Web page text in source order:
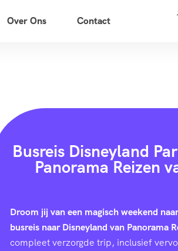
Over Ons Contact
Busreis Disneyland
Panorama Reizen
Droom jij van een magisch weekend
busreis naar Disneyland van Panorama
compleet verzorgde trip, inclusief